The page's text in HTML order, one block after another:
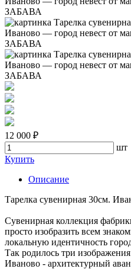
12 000 ₽
шт
Купить
Описание
Тарелка сувенирная 30см.
Сувенирная коллекция
просто изобразить всем
локальную идентичность
Так родилось три
Иваново - архитектурный